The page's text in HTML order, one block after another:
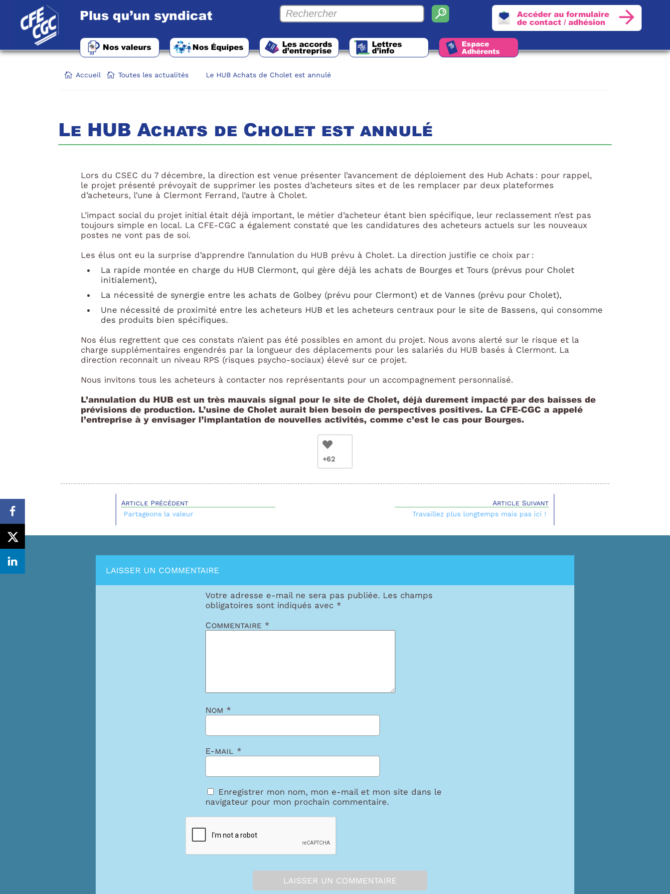
Plus qu’un syndicat Accéder au formulaire
de contact / adhésion
Nos valeurs Nos Équipes Les accords
d’entreprise
Lettres
d’info
Espace
Adhérents
Accueil Toutes les actualités Le HUB Achats de Cholet est annulé
Le HUB Achats de Cholet est annulé
Lors du CSEC du 7 décembre, la direction est venue présenter l’avancement de déploiement des Hub Achats : pour rappel,
le projet présenté prévoyait de supprimer les postes d’acheteurs sites et de les remplacer par deux plateformes
d’acheteurs, l’une à Clermont Ferrand, l’autre à Cholet.
L’impact social du projet initial était déjà important, le métier d’acheteur étant bien spécifique, leur reclassement n’est pas
toujours simple en local. La CFE-CGC a également constaté que les candidatures des acheteurs actuels sur les nouveaux
postes ne vont pas de soi.
Les élus ont eu la surprise d’apprendre l’annulation du HUB prévu à Cholet. La direction justifie ce choix par :
La rapide montée en charge du HUB Clermont, qui gère déjà les achats de Bourges et Tours (prévus pour Cholet
initialement),
La nécessité de synergie entre les achats de Golbey (prévu pour Clermont) et de Vannes (prévu pour Cholet),
Une nécessité de proximité entre les acheteurs HUB et les acheteurs centraux pour le site de Bassens, qui consomme
des produits bien spécifiques.
Nos élus regrettent que ces constats n’aient pas été possibles en amont du projet. Nous avons alerté sur le risque et la
charge supplémentaires engendrés par la longueur des déplacements pour les salariés du HUB basés à Clermont. La
direction reconnait un niveau RPS (risques psycho-sociaux) élevé sur ce projet.
Nous invitons tous les acheteurs à contacter nos représentants pour un accompagnement personnalisé.
L’annulation du HUB est un très mauvais signal pour le site de Cholet, déjà durement impacté par des baisses de
prévisions de production. L’usine de Cholet aurait bien besoin de perspectives positives. La CFE-CGC a appelé
l’entreprise à y envisager l’implantation de nouvelles activités, comme c’est le cas pour Bourges.
+62
Article Précédent
Partageons la valeur
Article Suivant
Travaillez plus longtemps mais pas ici !
LAISSER UN COMMENTAIRE
Votre adresse e-mail ne sera pas publiée. Les champs
obligatoires sont indiqués avec *
Commentaire *
Nom *
E-mail *
Enregistrer mon nom, mon e-mail et mon site dans le
navigateur pour mon prochain commentaire.